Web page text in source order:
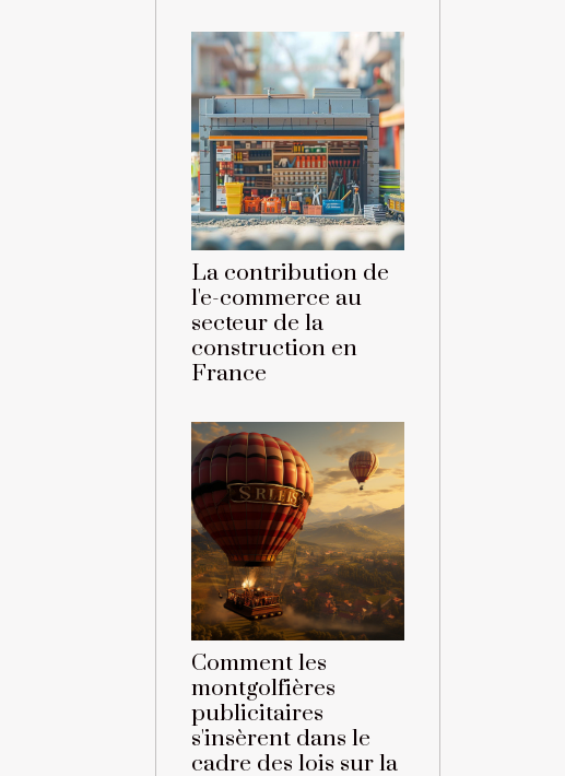
La contribution de
l'e-commerce au
secteur de la
construction en
France
Comment les
montgolfières
publicitaires
s'insèrent dans le
cadre des lois sur la